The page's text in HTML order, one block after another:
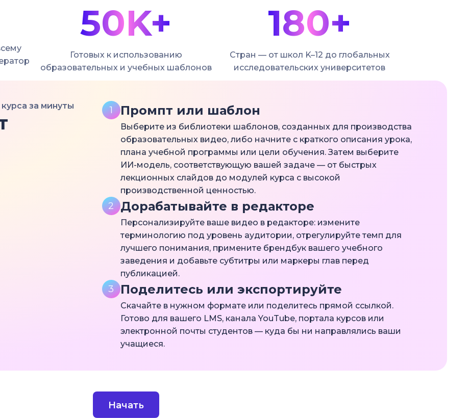
50K+
Готовых к использованию
образовательных и учебных шаблонов
180+
Стран — от школ K–12 до глобальных
исследовательских университетов
за минуты 1 Промпт или шаблон
Выберите из библиотеки шаблонов, созданных для производства
образовательных видео, либо начните с краткого описания урока,
плана учебной программы или цели обучения. Затем выберите
ИИ-модель, соответствующую вашей задаче — от быстрых
лекционных слайдов до модулей курса с высокой
производственной ценностью.
2 Дорабатывайте в редакторе
Персонализируйте ваше видео в редакторе: измените
терминологию под уровень аудитории, отрегулируйте темп для
лучшего понимания, примените брендбук вашего учебного
заведения и добавьте субтитры или маркеры глав перед
публикацией.
3 Поделитесь или экспортируйте
Скачайте в нужном формате или поделитесь прямой ссылкой.
Готово для вашего LMS, канала YouTube, портала курсов или
электронной почты студентов — куда бы ни направлялись ваши
учащиеся.
Начать